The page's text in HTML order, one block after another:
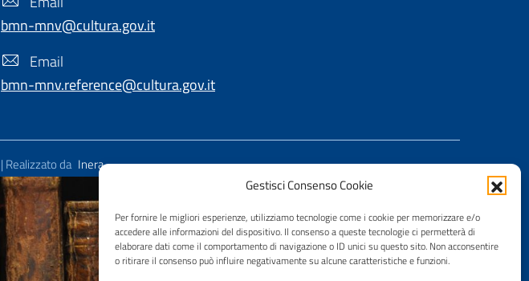
Gestisci Consenso Cookie
Per fornire le migliori esperienze, utilizziamo tecnologie come i cookie per memorizzare e/o
accedere alle informazioni del dispositivo. Il consenso a queste tecnologie ci permetterà di
elaborare dati come il comportamento di navigazione o ID unici su questo sito. Non acconsentire
o ritirare il consenso può influire negativamente su alcune caratteristiche e funzioni.
bmn-mnv@cultura.gov.it
Email
bmn-mnv.reference@cultura.gov.it
| Realizzato da Inera